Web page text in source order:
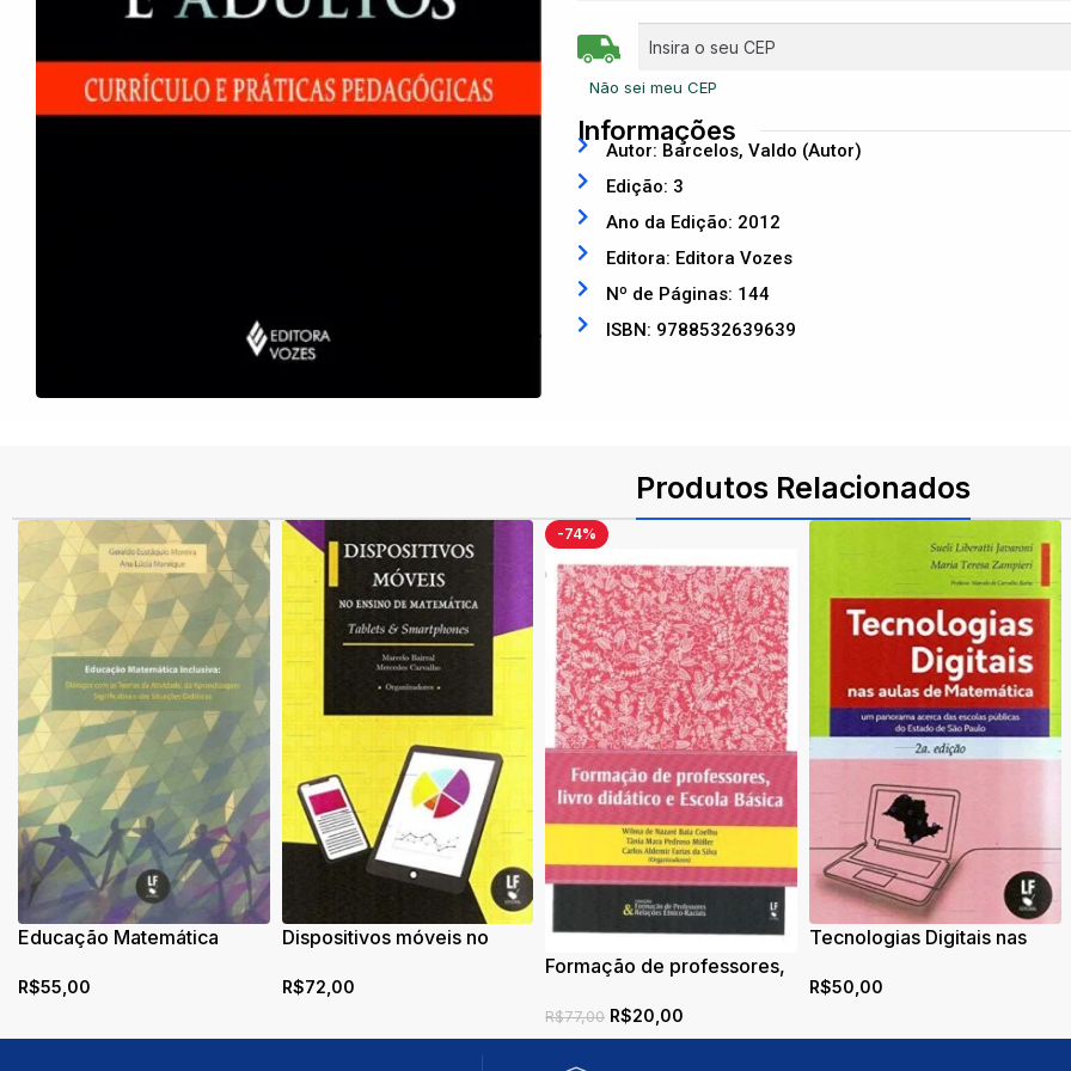
Não sei meu CEP
Informações
Autor: Barcelos, Valdo (Autor)
Edição: 3
Ano da Edição: 2012
Editora: Editora Vozes
Nº de Páginas: 144
ISBN: 9788532639639
Produtos Relacionados
Educação Matemática
R$55,00
Dispositivos móveis no
tablets & smartphones
R$72,00
-74%
Formação de professores,
Básica
R$77,00 R$20,00
Tecnologias Digitais nas
panorama acerca das
de São Paulo
R$50,00